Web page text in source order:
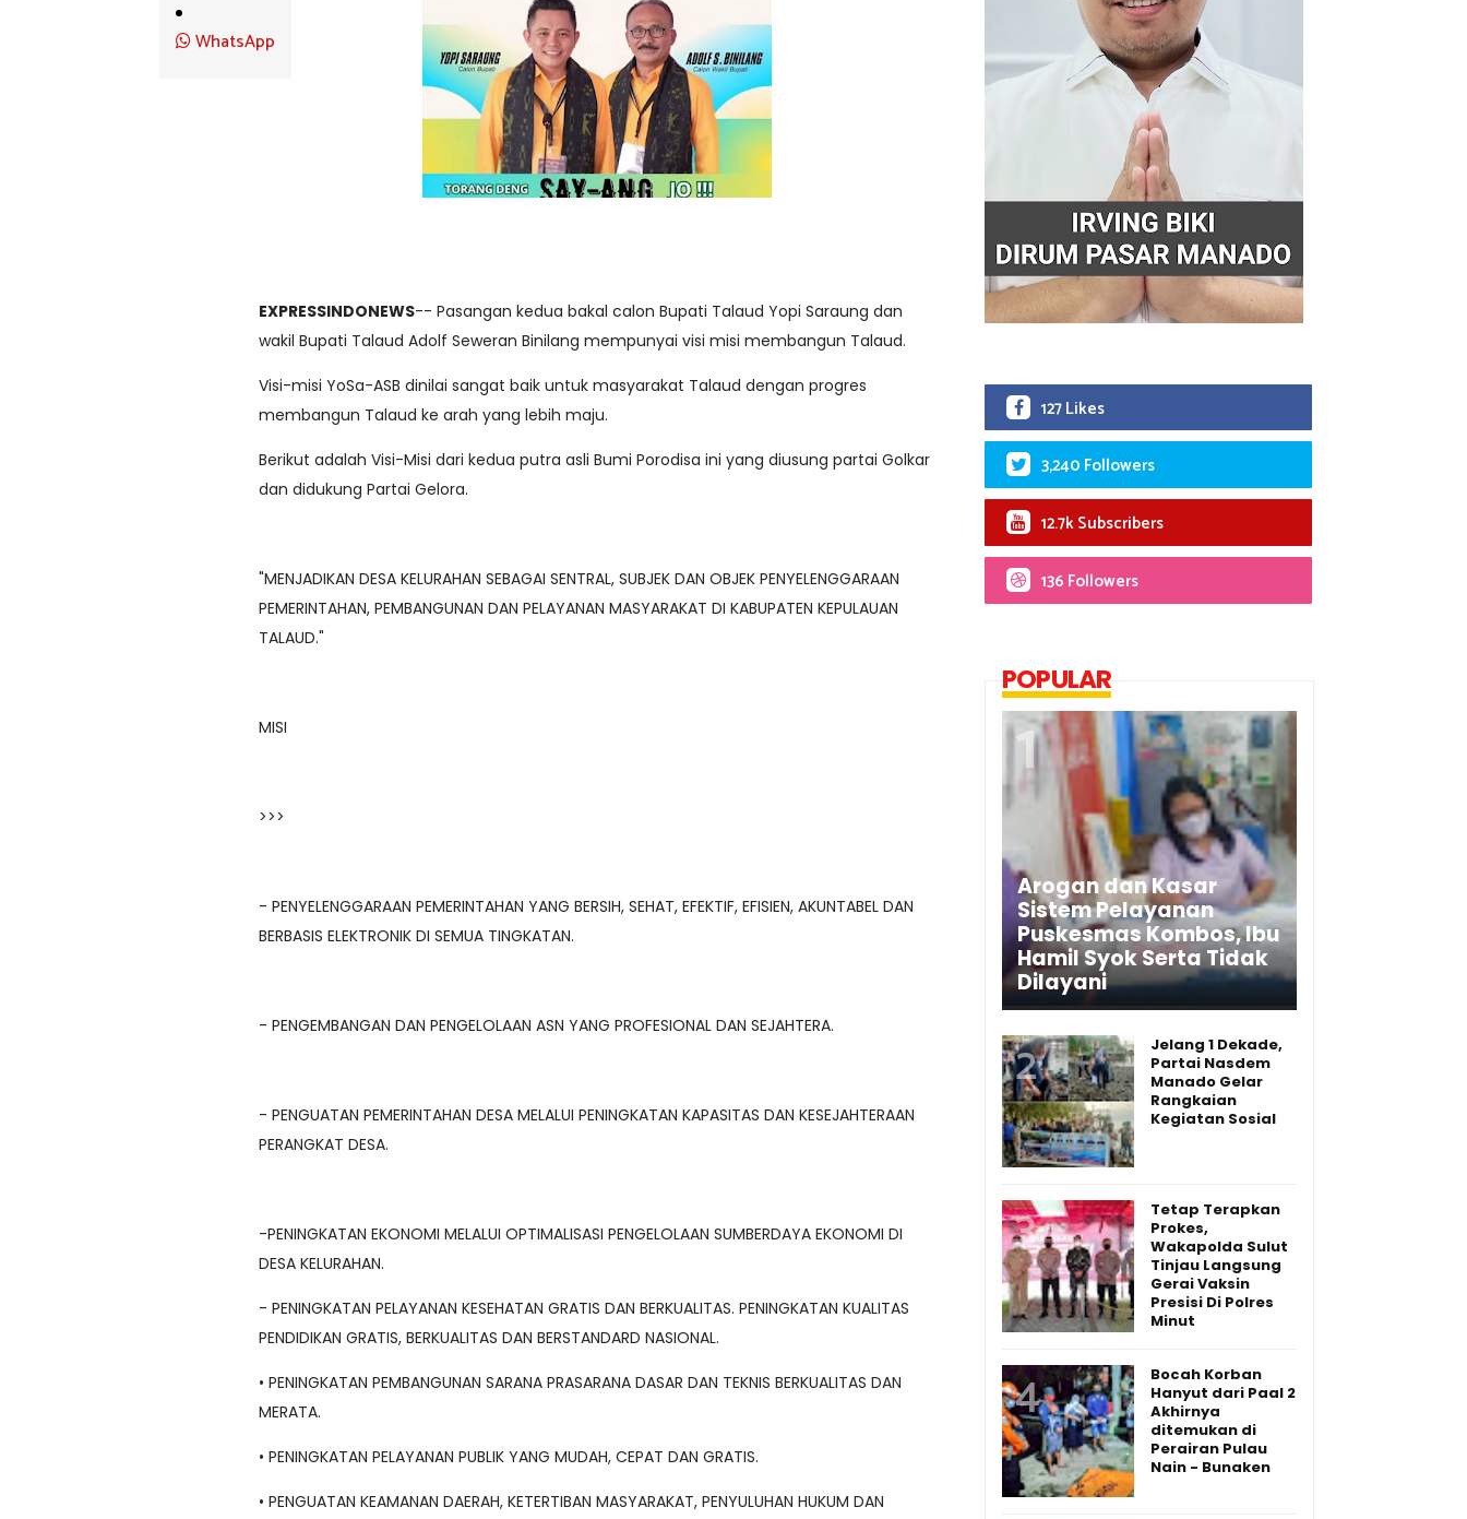
WhatsApp
EXPRESSINDONEWS-- Pasangan kedua bakal calon Bupati Talaud Yopi Saraung dan
wakil Bupati Talaud Adolf Seweran Binilang mempunyai visi misi membangun Talaud.
Visi-misi YoSa-ASB dinilai sangat baik untuk masyarakat Talaud dengan progres
membangun Talaud ke arah yang lebih maju.
Berikut adalah Visi-Misi dari kedua putra asli Bumi Porodisa ini yang diusung partai Golkar
dan didukung Partai Gelora.
"MENJADIKAN DESA KELURAHAN SEBAGAI SENTRAL, SUBJEK DAN OBJEK PENYELENGGARAAN
PEMERINTAHAN, PEMBANGUNAN DAN PELAYANAN MASYARAKAT DI KABUPATEN KEPULAUAN
TALAUD."
MISI
>>>
- PENYELENGGARAAN PEMERINTAHAN YANG BERSIH, SEHAT, EFEKTIF, EFISIEN, AKUNTABEL DAN
BERBASIS ELEKTRONIK DI SEMUA TINGKATAN.
- PENGEMBANGAN DAN PENGELOLAAN ASN YANG PROFESIONAL DAN SEJAHTERA.
- PENGUATAN PEMERINTAHAN DESA MELALUI PENINGKATAN KAPASITAS DAN KESEJAHTERAAN
PERANGKAT DESA.
-PENINGKATAN EKONOMI MELALUI OPTIMALISASI PENGELOLAAN SUMBERDAYA EKONOMI DI
DESA KELURAHAN.
- PENINGKATAN PELAYANAN KESEHATAN GRATIS DAN BERKUALITAS. PENINGKATAN KUALITAS
PENDIDIKAN GRATIS, BERKUALITAS DAN BERSTANDARD NASIONAL.
• PENINGKATAN PEMBANGUNAN SARANA PRASARANA DASAR DAN TEKNIS BERKUALITAS DAN
MERATA.
• PENINGKATAN PELAYANAN PUBLIK YANG MUDAH, CEPAT DAN GRATIS.
• PENGUATAN KEAMANAN DAERAH, KETERTIBAN MASYARAKAT, PENYULUHAN HUKUM DAN
127 Likes
3,240 Followers
12.7k Subscribers
136 Followers
POPULAR
Arogan dan Kasar
Sistem Pelayanan
Puskesmas Kombos, Ibu
Hamil Syok Serta Tidak
Dilayani
Jelang 1 Dekade,
Partai Nasdem
Manado Gelar
Rangkaian
Kegiatan Sosial
Tetap Terapkan
Prokes,
Wakapolda Sulut
Tinjau Langsung
Gerai Vaksin
Presisi Di Polres
Minut
Bocah Korban
Hanyut dari Paal 2
Akhirnya
ditemukan di
Perairan Pulau
Nain - Bunaken